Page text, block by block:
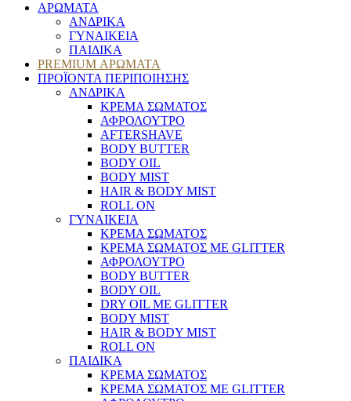
ΑΡΩΜΑΤΑ
ΑΝΔΡΙΚΑ
ΓΥΝΑΙΚΕΙΑ
ΠΑΙΔΙΚΑ
PREMIUM ΑΡΩΜΑΤΑ
ΠΡΟΪΟΝΤΑ ΠΕΡΙΠΟΙΗΣΗΣ
ΑΝΔΡΙΚΑ
ΚΡΕΜΑ ΣΩΜΑΤΟΣ
ΑΦΡΟΛΟΥΤΡΟ
AFTERSHAVE
BODY BUTTER
BODY OIL
BODY MIST
HAIR & BODY MIST
ROLL ON
ΓΥΝΑΙΚΕΙΑ
ΚΡΕΜΑ ΣΩΜΑΤΟΣ
ΚΡΕΜΑ ΣΩΜΑΤΟΣ ΜΕ GLITTER
ΑΦΡΟΛΟΥΤΡΟ
BODY BUTTER
BODY OIL
DRY OIL ΜΕ GLITTER
BODY MIST
HAIR & BODY MIST
ROLL ON
ΠΑΙΔΙΚΑ
ΚΡΕΜΑ ΣΩΜΑΤΟΣ
ΚΡΕΜΑ ΣΩΜΑΤΟΣ ΜΕ GLITTER